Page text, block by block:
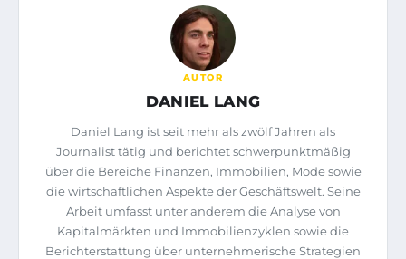
AUTOR
DANIEL LANG
Daniel Lang ist seit mehr als zwölf Jahren als
Journalist tätig und berichtet schwerpunktmäßig
über die Bereiche Finanzen, Immobilien, Mode sowie
die wirtschaftlichen Aspekte der Geschäftswelt. Seine
Arbeit umfasst unter anderem die Analyse von
Kapitalmärkten und Immobilienzyklen sowie die
Berichterstattung über unternehmerische Strategien